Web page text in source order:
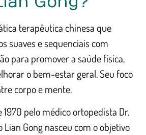
terapêutica chinesa que
suaves e sequenciais com
para promover a saúde física,
o bem-estar geral. Seu foco
corpo e mente.
1970 pelo médico ortopedista Dr.
Lian Gong nasceu com o objetivo